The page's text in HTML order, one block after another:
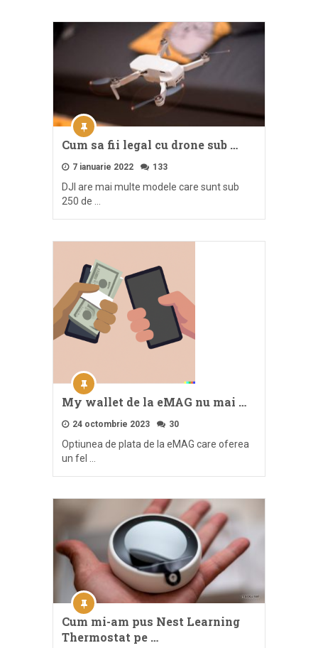
Cum sa fii legal cu drone sub …
7 ianuarie 2022 133
DJI are mai multe modele care sunt sub
250 de …
My wallet de la eMAG nu mai …
24 octombrie 2023 30
Optiunea de plata de la eMAG care oferea
un fel …
Cum mi-am pus Nest Learning
Thermostat pe …